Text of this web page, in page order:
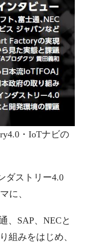
・IoTナビの
ダストリー4.0
に、
、SAP、NECと
組みをはじめ、